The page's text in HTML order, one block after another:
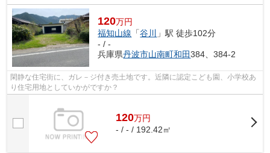
120万円
福知山線 「谷川
」駅 徒歩102分
- / -
兵庫県丹波市山南町和田384、384-2
閑静な住宅街に、ガレ－ジ付き売土地です。近隣に認定こども園、小学校あ
り住宅用地としていかがですか？
120万円
- / - / 192.42㎡